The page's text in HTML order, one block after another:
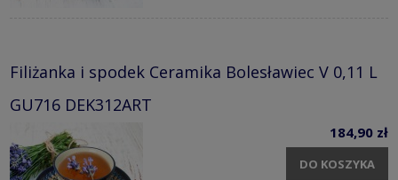
Filiżanka i spodek Ceramika Bolesławiec V 0,11 L
GU716 DEK312ART
184,90 zł
DO KOSZYKA